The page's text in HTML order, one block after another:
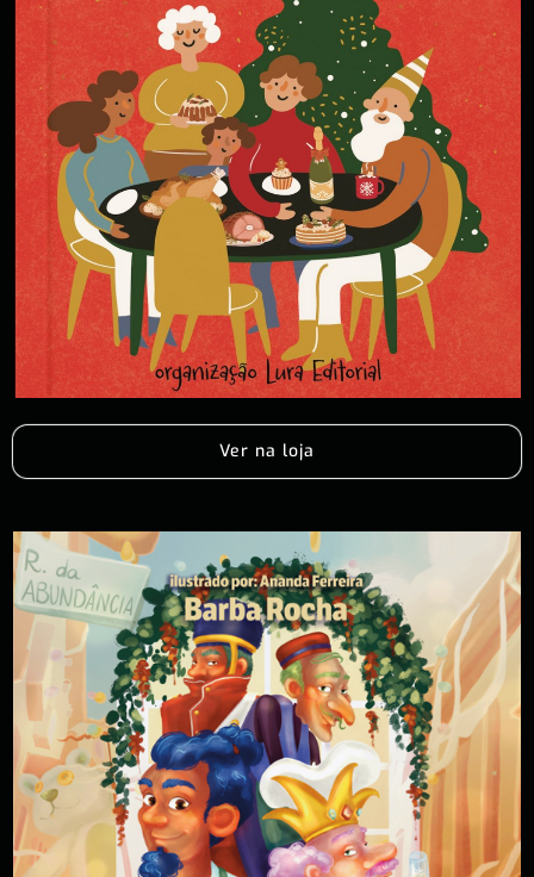
Ver na loja